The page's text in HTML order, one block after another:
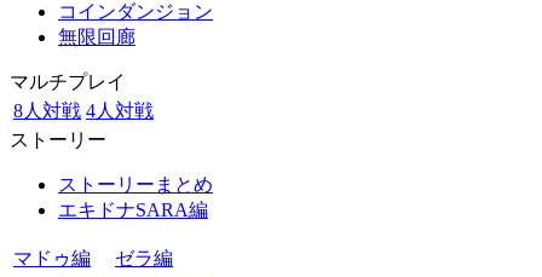
コインダンジョン
無限回廊
マルチプレイ
8人対戦 4人対戦
ストーリー
ストーリーまとめ
エキドナSARA編
マドゥ編
ゼラ編